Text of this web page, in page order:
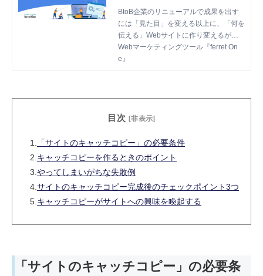
BtoB企業のリニューアルで成果を出す
には「見た目」を変える以上に、「何を
伝える」Webサイトに作り変えるが重
要なため、マーケティングの見直しも併
せて行うことが成功の秘訣です。BtoB
Webマーケティングツール『ferret On
e』
目次 [非表示]
1.
「サイトのキャッチコピー」の必要条件
2. キャッチコピーを作るときのポイント
3. やってしまいがちな失敗例
4. サイトのキャッチコピー完成後のチェックポイント3つ
5. キャッチコピーがサイトへの興味を喚起する
「サイトのキャッチコピー」の必要条